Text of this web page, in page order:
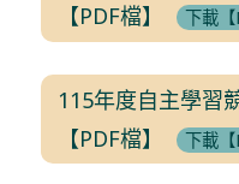
【PDF檔】
下載【
115年度自主學習
【PDF檔】
下載【